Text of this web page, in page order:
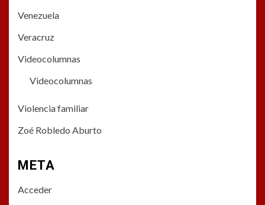
Venezuela
Veracruz
Videocolumnas
Videocolumnas
Violencia familiar
Zoé Robledo Aburto
META
Acceder